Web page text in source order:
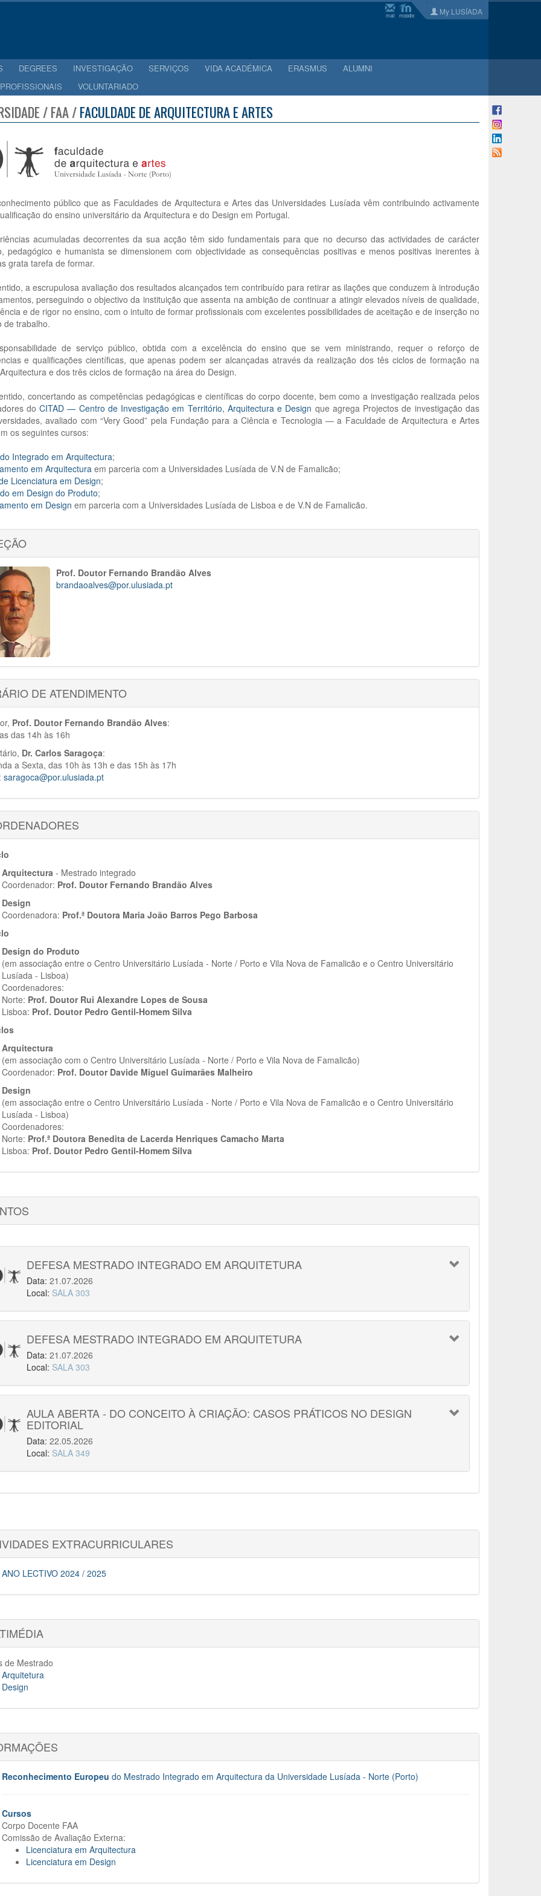
mail moodle My LUSÍADA
DEGREES INVESTIGAÇÃO SERVIÇOS VIDA ACADÉMICA ERASMUS
ALUMNI
VOLUNTARIADO
/ FAA /FACULDADE DE ARQUITECTURA E ARTES
público que as Faculdades de Arquitectura e Artes das Universidades Lusíada vêm contribuindo activamente
do ensino universitário da Arquitectura e do Design em Portugal.
acumuladas decorrentes da sua acção têm sido fundamentais para que no decurso das actividades de carácter
pedagógico e humanista se dimensionem com objectividade as consequências positivas e menos positivas inerentes à
grata tarefa de formar.
a escrupulosa avaliação dos resultados alcançados tem contribuído para retirar as ilações que conduzem à introdução
perseguindo o objectivo da instituição que assenta na ambição de continuar a atingir elevados níveis de qualidade,
e de rigor no ensino, com o intuito de formar profissionais com excelentes possibilidades de aceitação e de inserção no
de trabalho.
de serviço público, obtida com a excelência do ensino que se vem ministrando, requer o reforço de
e qualificações científicas, que apenas podem ser alcançadas através da realização dos tês ciclos de formação na
e dos três ciclos de formação na área do Design.
concertando as competências pedagógicas e científicas do corpo docente, bem como a investigação realizada pelos
doCITAD — Centro de Investigação em Território, Arquitectura e Design que agrega Projectos de investigação das
avaliado com “Very Good” pela Fundação para a Ciência e Tecnologia — a Faculdade de Arquitectura e Artes
os seguintes cursos:
Integrado em Arquitectura;
em Arquitecturaem parceria com a Universidades Lusíada de V.N de Famalicão;
Licenciatura em Design;
em Design do Produto;
em Design em parceria com a Universidades Lusíada de Lisboa e de V.N de Famalicão.
Prof. Doutor Fernando Brandão Alves
brandaoalves@por.ulusiada.pt
DE ATENDIMENTO
Prof. Doutor Fernando Brandão Alves:
das 14h às 16h
Dr. Carlos Saragoça:
a Sexta, das 10h às 13h e das 15h às 17h
saragoca@por.ulusiada.pt
Arquitectura - Mestrado integrado
Coordenador: Prof. Doutor Fernando Brandão Alves
Design
Coordenadora: Prof.ª Doutora Maria João Barros Pego Barbosa
Design do Produto
(em associação entre o Centro Universitário Lusíada - Norte / Porto e Vila Nova de Famalicão e o Centro Universitário
Lusíada - Lisboa)
Coordenadores:
Norte: Prof. Doutor Rui Alexandre Lopes de Sousa
Lisboa: Prof. Doutor Pedro Gentil-Homem Silva
Arquitectura
(em associação com o Centro Universitário Lusíada - Norte / Porto e Vila Nova de Famalicão)
Coordenador: Prof. Doutor Davide Miguel Guimarães Malheiro
Design
(em associação entre o Centro Universitário Lusíada - Norte / Porto e Vila Nova de Famalicão e o Centro Universitário
Lusíada - Lisboa)
Coordenadores:
Norte: Prof.ª Doutora Benedita de Lacerda Henriques Camacho Marta
Lisboa: Prof. Doutor Pedro Gentil-Homem Silva
DEFESA MESTRADO INTEGRADO EM ARQUITETURA
Data: 21.07.2026
Local: SALA 303
DEFESA MESTRADO INTEGRADO EM ARQUITETURA
Data: 21.07.2026
Local: SALA 303
AULA ABERTA - DO CONCEITO À CRIAÇÃO: CASOS PRÁTICOS NO DESIGN
EDITORIAL
Data: 22.05.2026
Local: SALA 349
EXTRACURRICULARES
ANO LECTIVO 2024 / 2025
de Mestrado
Arquitetura
Design
Reconhecimento Europeu do Mestrado Integrado em Arquitectura da Universidade Lusíada - Norte (Porto)
Cursos
Corpo Docente FAA
Comissão de Avaliação Externa:
Licenciatura em Arquitectura
Licenciatura em Design